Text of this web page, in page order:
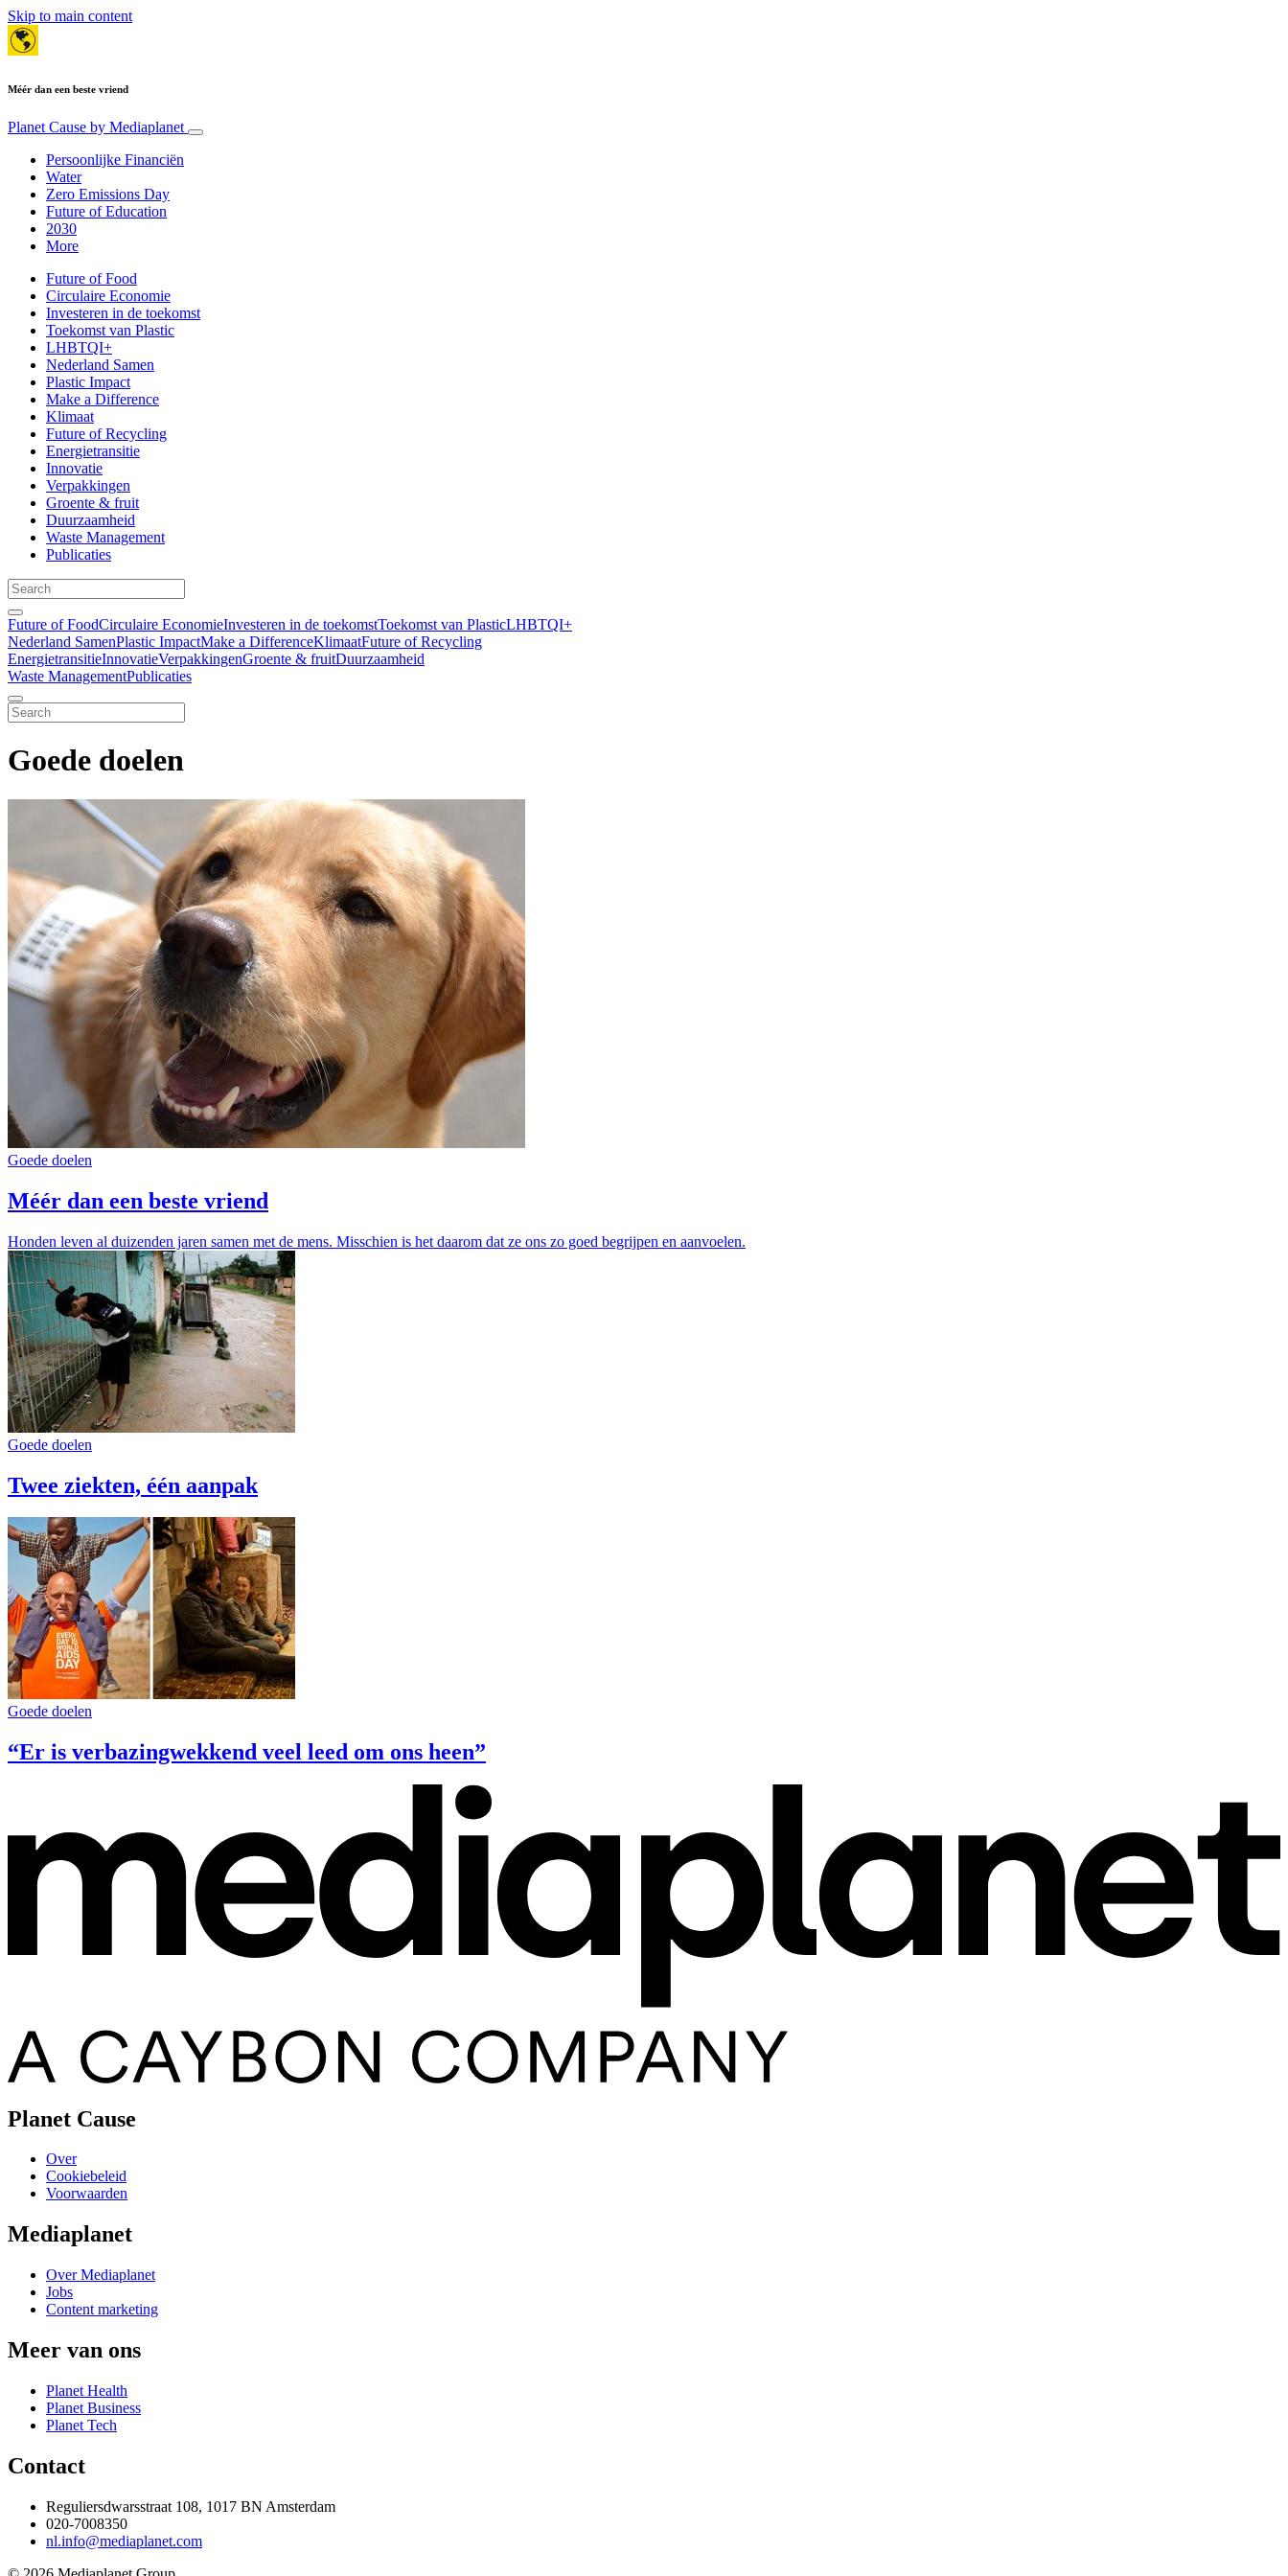
Skip to main content
Méér dan een beste vriend
Planet Cause by Mediaplanet
Persoonlijke Financiën
Water
Zero Emissions Day
Future of Education
2030
More
Future of Food
Circulaire Economie
Investeren in de toekomst
Toekomst van Plastic
LHBTQI+
Nederland Samen
Plastic Impact
Make a Difference
Klimaat
Future of Recycling
Energietransitie
Innovatie
Verpakkingen
Groente & fruit
Duurzaamheid
Waste Management
Publicaties
Future of FoodCirculaire EconomieInvesteren in de toekomstToekomst van PlasticLHBTQI+
Nederland SamenPlastic ImpactMake a DifferenceKlimaatFuture of Recycling
EnergietransitieInnovatieVerpakkingenGroente & fruitDuurzaamheid
Waste ManagementPublicaties
Goede doelen
Goede doelen
Méér dan een beste vriend
Honden leven al duizenden jaren samen met de mens. Misschien is het daarom dat ze ons zo goed begrijpen en aanvoelen.
Goede doelen
Twee ziekten, één aanpak
Goede doelen
“Er is verbazingwekkend veel leed om ons heen”
Planet Cause
Over
Cookiebeleid
Voorwaarden
Mediaplanet
Over Mediaplanet
Jobs
Content marketing
Meer van ons
Planet Health
Planet Business
Planet Tech
Contact
Reguliersdwarsstraat 108, 1017 BN Amsterdam
020-7008350
nl.info@mediaplanet.com